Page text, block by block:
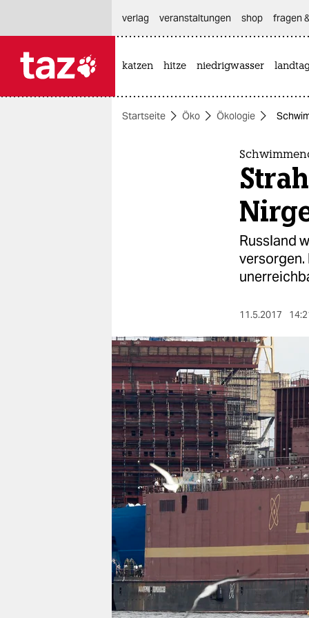
themen
nord
wahrheit
verlag
verlag
veranstaltungen
shop
fragen & hilfe
unterstützen
abo
genossenschaft
verlag
veranstaltungen shop fragen
katzen hitze niedrigwasser
Startseite Öko Ökologie
Russland
versorgen.
11.5.2017